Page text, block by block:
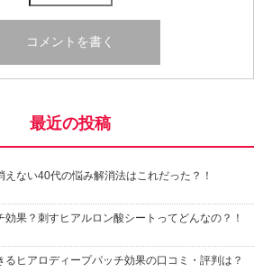
最近の投稿
ない40代の悩み解消法はこれだった？！
効果？刺すヒアルロン酸シートってどんなの？！
ヒアロディープパッチ効果の口コミ・評判は？